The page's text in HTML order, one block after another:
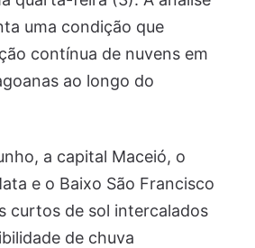
uma condição que
contínua de nuvens em
ao longo do
a capital Maceió, o
e o Baixo São Francisco
curtos de sol intercalados
de chuva